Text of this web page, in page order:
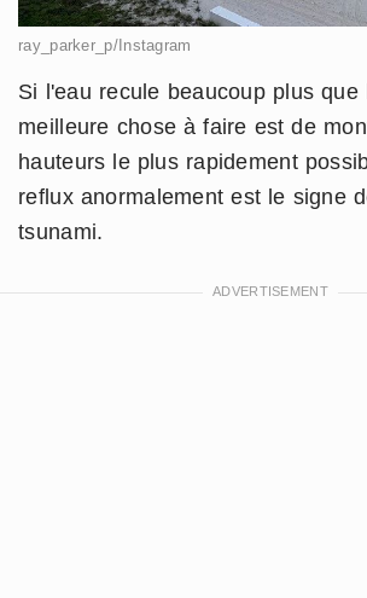
ray_parker_p/Instagram
Si l'eau recule beaucoup plus que
meilleure chose à faire est de
hauteurs le plus rapidement
reflux anormalement est le signe
tsunami.